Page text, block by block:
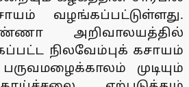
வழங்கப்பட்டுள்ளது.
அறிவாலயத்தில்
நிலவேம்புக் கசாயம்
முடியும்